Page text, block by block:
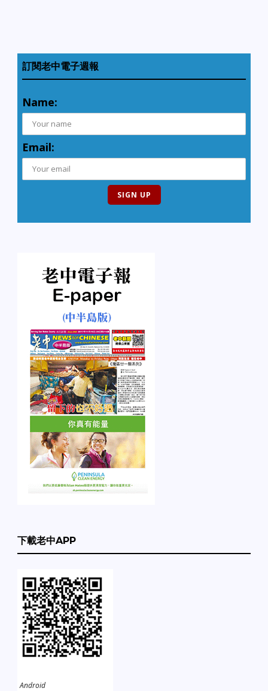
訂閱老中電子週報
Name:
Email:
下載老中APP
Android